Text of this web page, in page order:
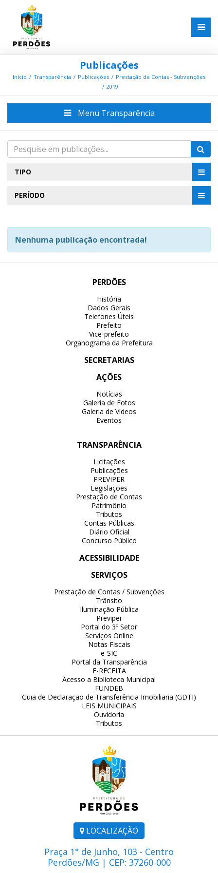
Publicações
Início Transparência Publicações
Prestação de Contas - Subvenções
2019
Menu Transparência
TIPO
PERÍODO
Nenhuma publicação encontrada!
LOCALIZAÇÃO
Praça 1° de Junho, 103 - Centro
Perdões/MG | CEP: 37260-000
PERDÕES
História
Dados Gerais
Telefones Úteis
Prefeito
Vice-prefeito
Organograma da Prefeitura
SECRETARIAS
AÇÕES
Notícias
Galeria de Fotos
Galeria de Vídeos
Eventos
TRANSPARÊNCIA
Licitações
Publicações
PREVIPER
Legislações
Prestação de Contas
Patrimônio
Tributos
Contas Públicas
Diário Oficial
Concurso Público
ACESSIBILIDADE
SERVIÇOS
Prestação de Contas / Subvenções
Trânsito
Iluminação Pública
Previper
Portal do 3º Setor
Serviços Online
Notas Fiscais
e-SIC
Portal da Transparência
E-RECEITA
Acesso a Biblioteca Municipal
FUNDEB
Guia de Declaração de Transferência Imobiliaria (GDTI)
LEIS MUNICIPAIS
Ouvidoria
Tributos